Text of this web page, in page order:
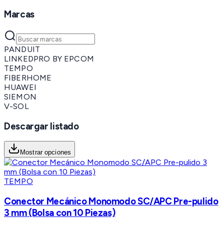
Marcas
PANDUIT
LINKEDPRO BY EPCOM
TEMPO
FIBERHOME
HUAWEI
SIEMON
V-SOL
Descargar listado
Mostrar opciones
TEMPO
Conector Mecánico Monomodo SC/APC Pre-pulido
3 mm (Bolsa con 10 Piezas)